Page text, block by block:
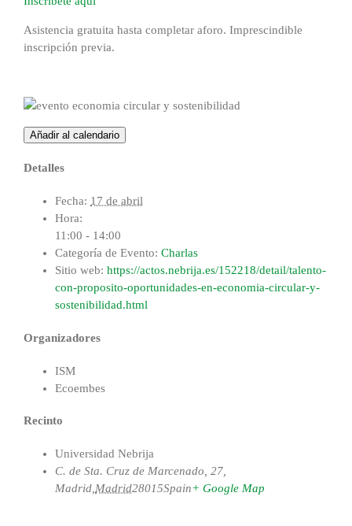
Asistencia gratuita hasta completar aforo. Imprescindible
inscripción previa.
Añadir al calendario
Detalles
Fecha: 17 de abril
Hora:
11:00 - 14:00
Categoría de Evento: Charlas
Sitio web: https://actos.nebrija.es/152218/detail/talento-
con-proposito-oportunidades-en-economia-circular-y-
sostenibilidad.html
Organizadores
ISM
Ecoembes
Recinto
Universidad Nebrija
C. de Sta. Cruz de Marcenado, 27,
Madrid,Madrid28015Spain+ Google Map